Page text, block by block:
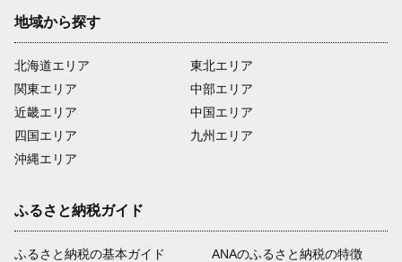
地域から探す
北海道エリア
関東エリア
近畿エリア
四国エリア
沖縄エリア
東北エリア
中部エリア
中国エリア
九州エリア
ふるさと納税ガイド
ふるさと納税の基本ガイド
ANAのふるさと納税の特徴